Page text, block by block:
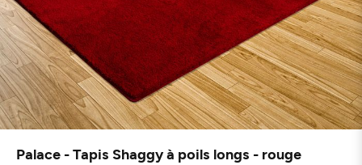
Palace - Tapis Shaggy à poils longs - rouge